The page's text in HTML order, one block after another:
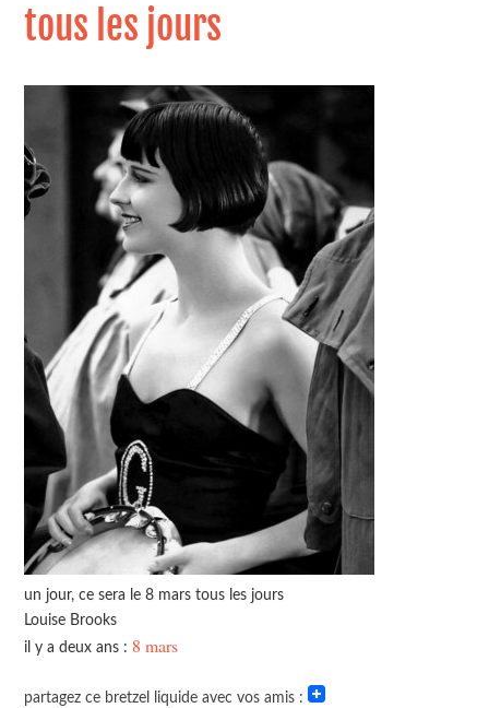
tous les jours
un jour, ce sera le 8 mars tous les jours
Louise Brooks
il y a deux ans : 8 mars
partagez ce bretzel liquide avec vos amis :